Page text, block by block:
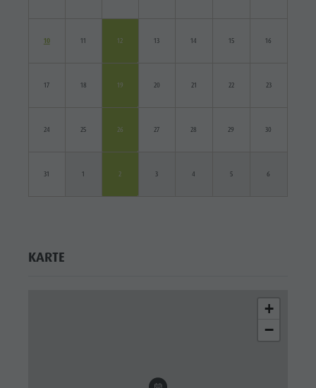
10 11 12 13 14 15 16
17 18 19 20 21 22 23
24 25 26 27 28 29 30
31 1 2 3 4 5 6
KARTE
+
−